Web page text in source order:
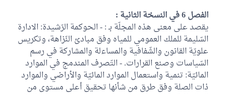
الفصل 6 في النسخة الثانية :
يقصد على معنى هذه المجلّة بـ : - الحوكمة الرّشيدة: الادارة
السّليمة للملك العمومي للمياه وفق مبادئ النّزاهة، وتكريس
علويّة القانون والشّفافية والمساءلة والمشاركة في رسم
السّياسات وصنع القرارات. - التّصرف المندمج في الموارد
المائيّة: تنمية واستعمال الموارد المائيّة والأراضي والموارد
ذات الصلة وفق طرق من شأنها تحقيق أعلى مستوى من